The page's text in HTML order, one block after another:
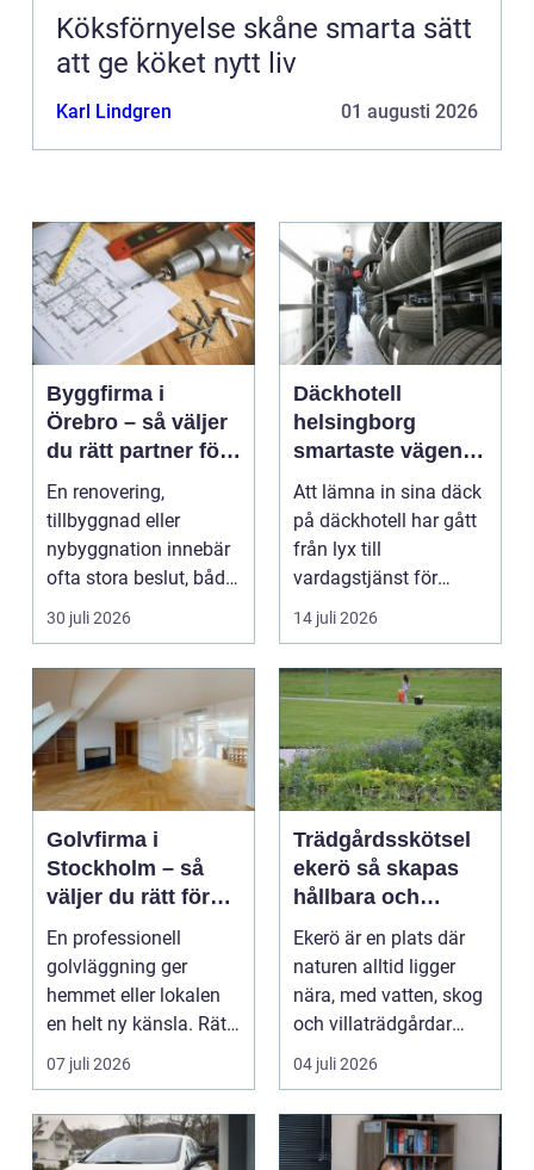
Köksförnyelse skåne smarta sätt
att ge köket nytt liv
Karl Lindgren 01 augusti 2026
Byggfirma i
Örebro – så väljer
du rätt partner för
ditt projekt
En renovering,
tillbyggnad eller
nybyggnation innebär
ofta stora beslut, både
ekonomiskt ...
30 juli 2026
Däckhotell
helsingborg
smartaste vägen
till säkra hjulskift
Att lämna in sina däck
på däckhotell har gått
från lyx till
vardagstjänst för
många bilägare. I
Hels...
14 juli 2026
Golvfirma i
Stockholm – så
väljer du rätt för
ett hållbart golv
En professionell
golvläggning ger
hemmet eller lokalen
en helt ny känsla. Rätt
materi...
07 juli 2026
Trädgårdsskötsel
ekerö så skapas
hållbara och
vackra utemiljöer
året runt
Ekerö är en plats där
naturen alltid ligger
nära, med vatten, skog
och villaträdgårdar
som ramar in ...
04 juli 2026